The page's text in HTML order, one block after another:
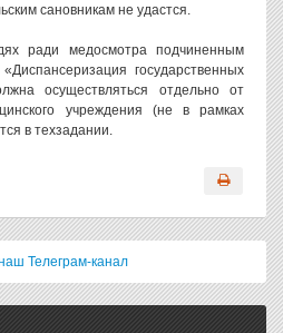
сановникам не удастся.
ради медосмотра подчиненным
государственных
осуществляться отдельно от
учреждения (не в рамках
в техзадании.
Телеграм-канал